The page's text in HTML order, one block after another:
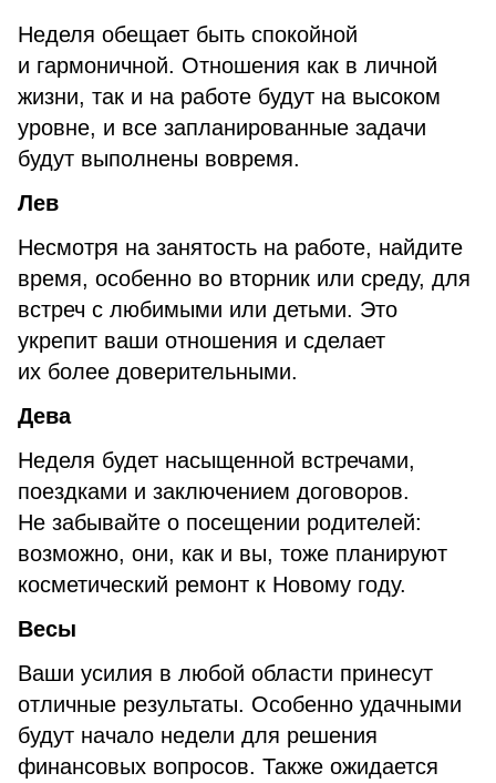
Неделя обещает быть спокойной
и гармоничной. Отношения как в личной
жизни, так и на работе будут на высоком
уровне, и все запланированные задачи
будут выполнены вовремя.
Лев
Несмотря на занятость на работе, найдите
время, особенно во вторник или среду, для
встреч с любимыми или детьми. Это
укрепит ваши отношения и сделает
их более доверительными.
Дева
Неделя будет насыщенной встречами,
поездками и заключением договоров.
Не забывайте о посещении родителей:
возможно, они, как и вы, тоже планируют
косметический ремонт к Новому году.
Весы
Ваши усилия в любой области принесут
отличные результаты. Особенно удачными
будут начало недели для решения
финансовых вопросов. Также ожидается